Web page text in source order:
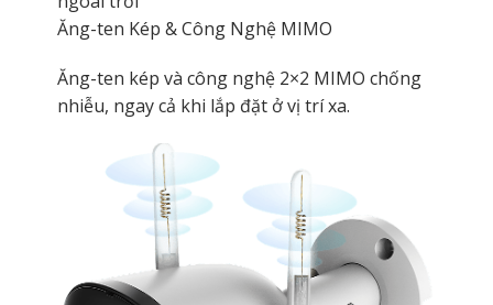
Ăng-ten Kép & Công Nghệ MIMO
Ăng-ten kép và công nghệ 2×2 MIMO chống
nhiễu, ngay cả khi lắp đặt ở vị trí xa.